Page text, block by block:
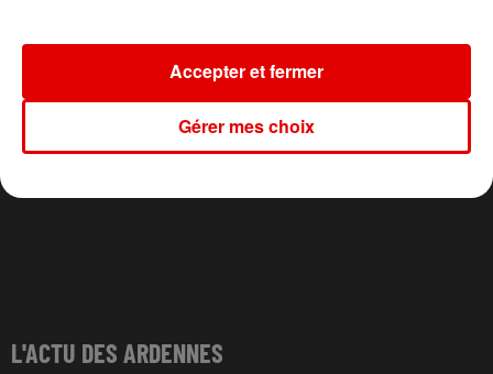
L'ACTU DES ARDENNES
Gérer mes choix
Accepter et fermer